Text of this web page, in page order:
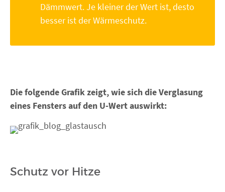
Dämmwert. Je kleiner der Wert ist, desto
besser ist der Wärmeschutz.
Die folgende Grafik zeigt, wie sich die Verglasung
eines Fensters auf den U-Wert auswirkt:
Schutz vor Hitze